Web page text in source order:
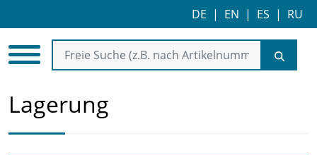
DE | EN | ES | RU
Lagerung